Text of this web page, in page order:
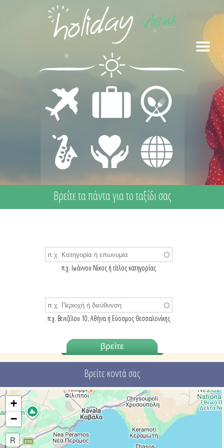
ΜΕΤΑΦΟΡΕΣ ΔΙΑΜΟΝΗ ΕΣΤΙΑΣΗ
ΔΙΑΣΚΕΔΑΣΗ
- ΨΥΧΑΓΩΓΙΑ
ΙΑΤΡΙΚΗ
ΦΡΟΝΤΙΔΑ -
ΠΡΩΤΕΣ
ΒΟΗΘΕΙΕΣ
ΔΙΑΦΟΡΑ
π.χ. Ιωάννου Νίκος ή τίτλος κατηγορίας
π.χ. Βενιζέλου 10, Αθήνα ή Εύοσμος Θεσσαλονίκης
Βρείτε κοντά σας
+
−
R